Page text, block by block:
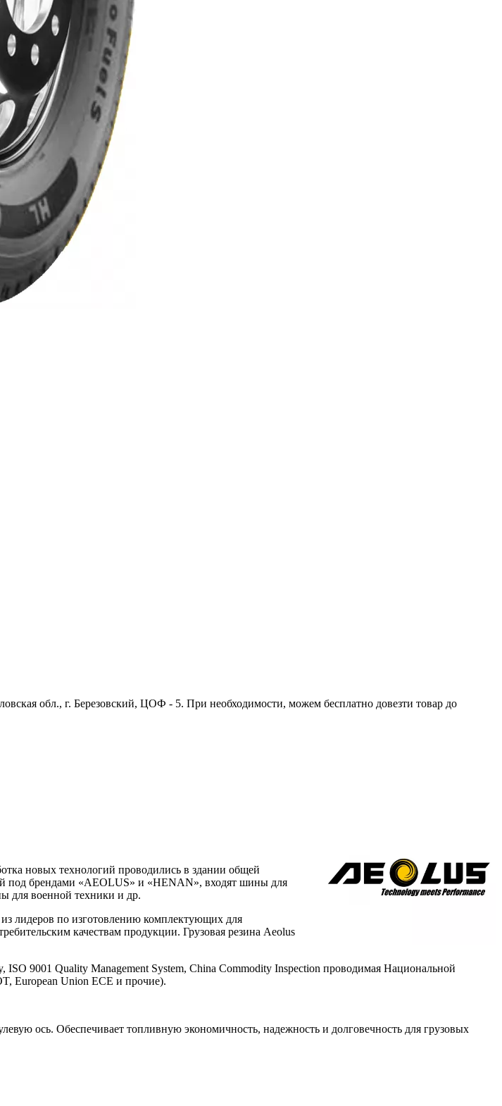
обл., г. Березовский, ЦОФ - 5. При необходимости, можем бесплатно довезти товар до
новых технологий проводились в здании общей
под брендами «AEOLUS» и «HENAN», входят шины для
для военной техники и др.
лидеров по изготовлению комплектующих для
качествам продукции. Грузовая резина Aeolus
9001 Quality Management System, China Commodity Inspection проводимая Национальной
European Union ECE и прочие).
ось. Обеспечивает топливную экономичность, надежность и долговечность для грузовых